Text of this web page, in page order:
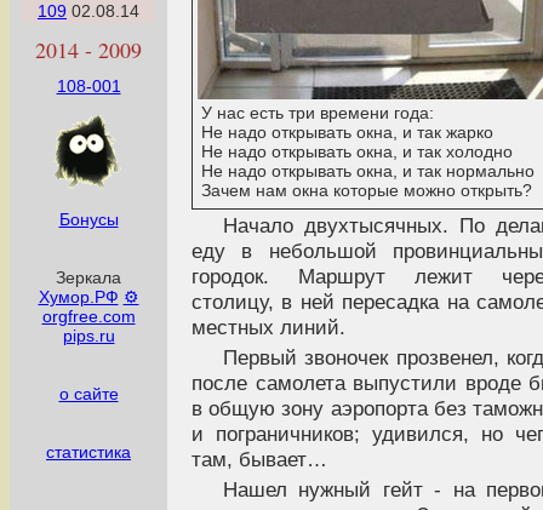
109 02.08.14
2014 - 2009
108-001
Бонусы
Зеркала
Хумор.РФ ⚙
orgfree.com
pips.ru
о сайте
статистика
У нас есть три времени года:
Не надо открывать окна, и так жарко
Не надо открывать окна, и так холодно
Не надо открывать окна, и так нормально
Зачем нам окна которые можно открыть?
Начало двухтысячных. По
еду в небольшой
городок. Маршрут лежит
столицу, в ней пересадка на
местных линий.
Первый звоночек прозвенел,
после самолета выпустили вроде
в общую зону аэропорта без
и пограничников; удивился, но
там, бывает…
Нашел нужный гейт - на